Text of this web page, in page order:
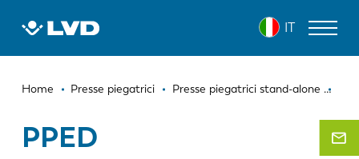
IT
Briciole
pane
Home Presse piegatrici Presse piegatrici stand-alone
PPED
PPED
MACCHINE PER IL TAGLIO LASER